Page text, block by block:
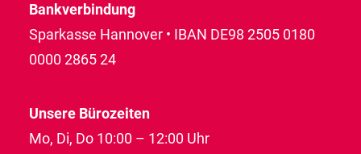
Bankverbindung
Sparkasse Hannover • IBAN DE98 2505 0180
0000 2865 24
Unsere Bürozeiten
Mo, Di, Do 10:00 – 12:00 Uhr